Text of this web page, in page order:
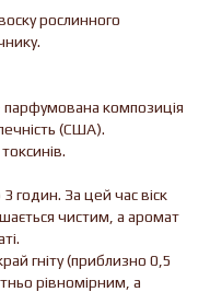
рослинного
композиція
(США).
годин. За цей час віск
чистим, а аромат
гніту (приблизно 0,5
рівномірним, а